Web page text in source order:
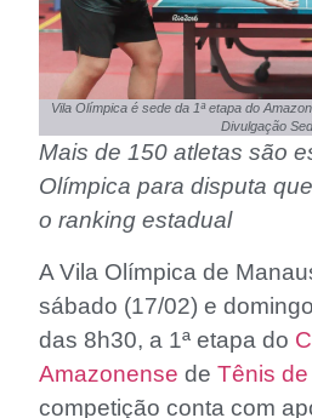
Vila Olímpica é sede da 1ª etapa do
Divulgação
Mais de 150 atletas são
Olímpica para disputa
o ranking estadual
A Vila Olímpica de
sábado (17/02) e
das 8h30, a 1ª etapa do
Amazonense de Tênis
competição conta com